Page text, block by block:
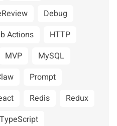
Debug
Actions
HTTP
MVP
MySQL
Prompt
Redis
Redux
TypeScript